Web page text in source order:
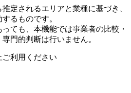
定されるエリアと業種に基づき、
るものです。
ても、本機能では事業者の比較・
門的判断は行いません。
ご利用ください